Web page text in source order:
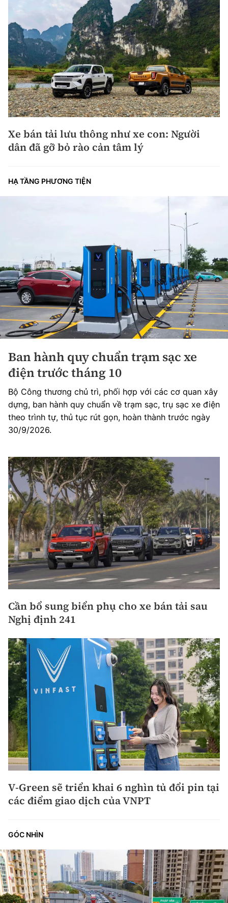
Xe bán tải lưu thông như xe con: Người
dân đã gỡ bỏ rào cản tâm lý
HẠ TẦNG PHƯƠNG TIỆN
Ban hành quy chuẩn trạm sạc xe
điện trước tháng 10
Bộ Công thương chủ trì, phối hợp với các cơ quan xây
dựng, ban hành quy chuẩn về trạm sạc, trụ sạc xe điện
theo trình tự, thủ tục rút gọn, hoàn thành trước ngày
30/9/2026.
Cần bổ sung biển phụ cho xe bán tải sau
Nghị định 241
V-Green sẽ triển khai 6 nghìn tủ đổi pin tại
các điểm giao dịch của VNPT
GÓC NHÌN